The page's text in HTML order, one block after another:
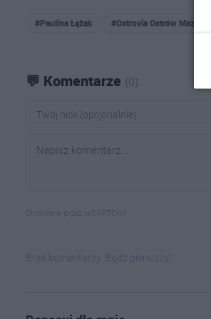
#Paulina Łężak #Ostrovia Ostrów
💬 Komentarze (0)
Chronione przez reCAPTCHA
Brak komentarzy. Bądź pierwszy!